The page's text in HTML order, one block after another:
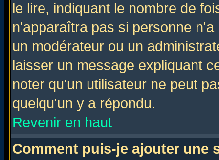
le lire, indiquant le nombre de
n'apparaîtra pas si personne
un modérateur ou un
laisser un message expliquant
noter qu'un utilisateur ne peut
quelqu'un y a répondu.
Revenir en haut
Comment puis-je ajouter une